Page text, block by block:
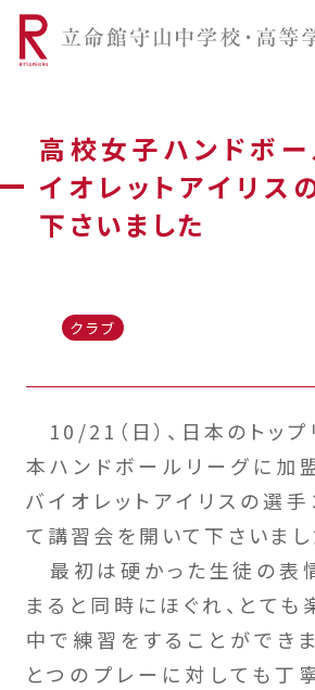
高校女子ハンドボ
イオレットアイリス
下さいました
クラブ
10/21（日）、日本のトップ
本ハンドボールリーグに加
バイオレットアイリスの選手
て講習会を開いて下さいまし
最初は硬かった生徒の表
まると同時にほぐれ、とて
中で練習をすることができ
とつのプレーに対しても丁